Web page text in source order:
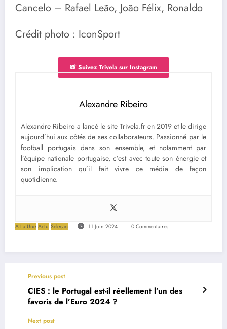
Cancelo – Rafael Leão, João Félix, Ronaldo
Crédit photo : IconSport
📸 Suivez Trivela sur Instagram
Alexandre Ribeiro
Alexandre Ribeiro a lancé le site Trivela.fr en 2019 et le dirige
aujourd’hui aux côtés de ses collaborateurs. Passionné par le
football portugais dans son ensemble, et notamment par
l’équipe nationale portugaise, c’est avec toute son énergie et
son implication qu’il fait vivre ce média de façon
quotidienne.
A La Une Actu Seleçao 11 Juin 2024 0 Commentaires
Previous post
CIES : le Portugal est-il réellement l’un des
favoris de l’Euro 2024 ?
Next post